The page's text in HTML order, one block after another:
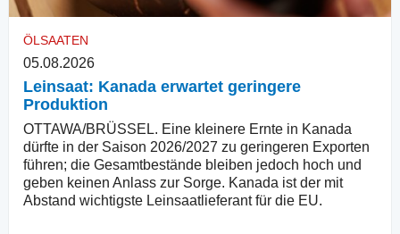
ÖLSAATEN
05.08.2026
Leinsaat: Kanada erwartet geringere
Produktion
OTTAWA/BRÜSSEL. Eine kleinere Ernte in Kanada
dürfte in der Saison 2026/2027 zu geringeren Exporten
führen; die Gesamtbestände bleiben jedoch hoch und
geben keinen Anlass zur Sorge. Kanada ist der mit
Abstand wichtigste Leinsaatlieferant für die EU.